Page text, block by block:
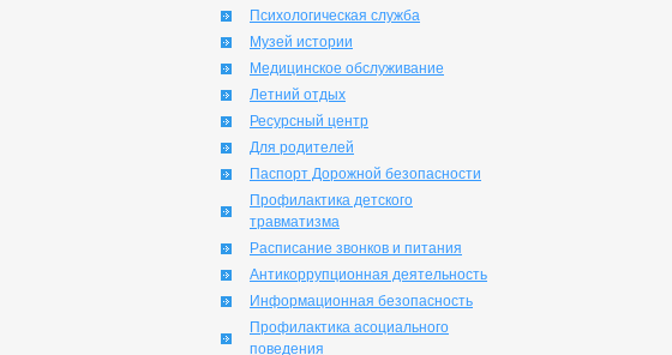
Психологическая служба
Музей истории
Медицинское обслуживание
Летний отдых
Ресурсный центр
Для родителей
Паспорт Дорожной безопасности
Профилактика детского
травматизма
Расписание звонков и питания
Антикоррупционная деятельность
Информационная безопасность
Профилактика асоциального
поведения